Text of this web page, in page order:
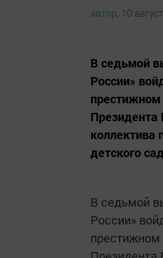
автор, 10
В седьмой
России»
престижном
коллектива
детского
В седьмой
России»
престижном